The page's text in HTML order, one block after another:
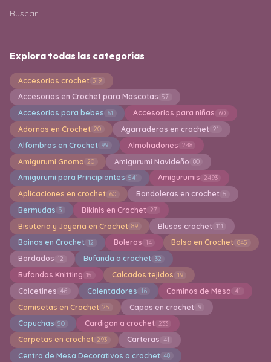
Buscar
Explora todas las categorías
Accesorios crochet 319
Accesorios en Crochet para Mascotas 57
Accesorios para bebes 61 Accesorios para niñas 60
Adornos en Crochet 20 Agarraderas en crochet 21
Alfombras en Crochet 99 Almohadones 248
Amigurumi Gnomo 20 Amigurumi Navideño 80
Amigurumi para Principiantes 541 Amigurumis 2493
Aplicaciones en crochet 60 Bandoleras en crochet 5
Bermudas 3 Bikinis en Crochet 27
Bisuteria y Joyeria en Crochet 89 Blusas crochet 111
Boinas en Crochet 12 Boleros 14 Bolsa en Crochet 845
Bordados 12 Bufanda a crochet 32
Bufandas Knitting 15 Calcados tejidos 19
Calcetines 46 Calentadores 16 Caminos de Mesa 41
Camisetas en Crochet 25 Capas en crochet 9
Capuchas 50 Cardigan a crochet 233
Carpetas en crochet 293 Carteras 41
Centro de Mesa Decorativos a crochet 48